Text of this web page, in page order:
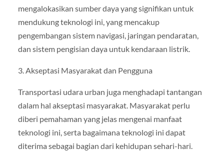
mengalokasikan sumber daya yang signifikan untuk
mendukung teknologi ini, yang mencakup
pengembangan sistem navigasi, jaringan pendaratan,
dan sistem pengisian daya untuk kendaraan listrik.
3. Akseptasi Masyarakat dan Pengguna
Transportasi udara urban juga menghadapi tantangan
dalam hal akseptasi masyarakat. Masyarakat perlu
diberi pemahaman yang jelas mengenai manfaat
teknologi ini, serta bagaimana teknologi ini dapat
diterima sebagai bagian dari kehidupan sehari-hari.